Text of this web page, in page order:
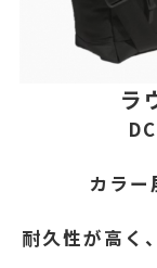
ラ
カラ
耐久性が高く